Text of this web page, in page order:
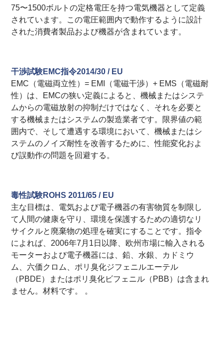
75〜1500ボルトの定格電圧を持つ電気機器として定義
されています。この電圧範囲内で動作するように設計
された消費者製品および機器が含まれています。
干渉試験EMC指令2014/30 / EU
EMC（電磁両立性）= EMI（電磁干渉）+ EMS（電磁耐
性）は、EMCの狭い定義によると、機械またはシステ
ムからの電磁放射の抑制だけではなく、それを必要と
する機械またはシステムの製造業者です。限界値の範
囲内で、そして遭遇する環境において、機械またはシ
ステムのノイズ耐性を改善するために、性能変化およ
び誤動作の問題を回避する。
毒性試験ROHS 2011/65 / EU
主な目標は、電気および電子機器の有害物質を制限し
て人間の健康を守り、環境を保護するための適切なリ
サイクルと廃棄物の処理を確実にすることです。指令
によれば、2006年7月1日以降、欧州市場に輸入される
モーターおよび電子機器には、鉛、水銀、カドミウ
ム、六価クロム、ポリ臭化ジフェニルエーテル
（PBDE）またはポリ臭化ビフェニル（PBB）は含まれ
ません。材料です。 。